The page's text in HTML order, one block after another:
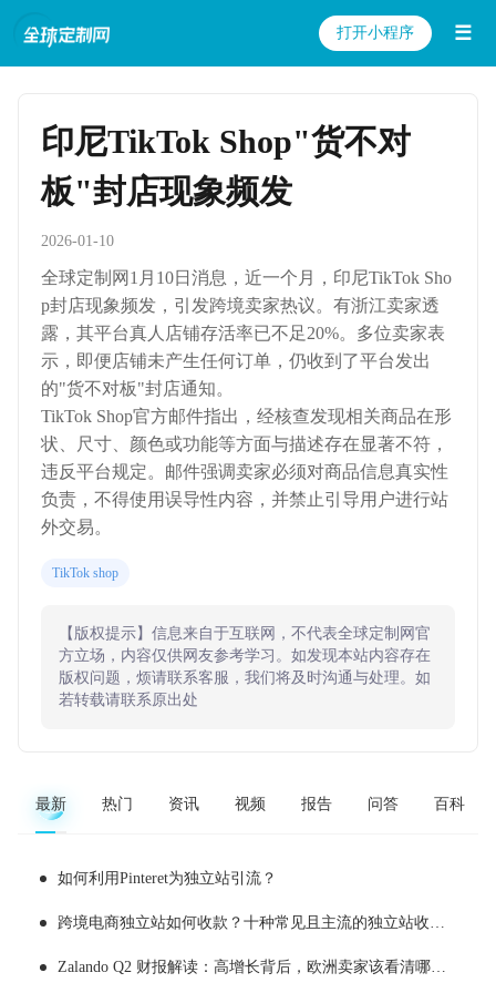
打开小程序 ☰
印尼TikTok Shop"货不对
板"封店现象频发
2026-01-10
全球定制网1月10日消息，近一个月，印尼TikTok Sho
p封店现象频发，引发跨境卖家热议。有浙江卖家透
露，其平台真人店铺存活率已不足20%。多位卖家表
示，即便店铺未产生任何订单，仍收到了平台发出
的"货不对板"封店通知。
TikTok Shop官方邮件指出，经核查发现相关商品在形
状、尺寸、颜色或功能等方面与描述存在显著不符，
违反平台规定。邮件强调卖家必须对商品信息真实性
负责，不得使用误导性内容，并禁止引导用户进行站
外交易。
TikTok shop
【版权提示】信息来自于互联网，不代表全球定制网官
方立场，内容仅供网友参考学习。如发现本站内容存在
版权问题，烦请联系客服，我们将及时沟通与处理。如
若转载请联系原出处
最新 热门 资讯 视频 报告 问答 百科
如何利用Pinteret为独立站引流？
跨境电商独立站如何收款？十种常见且主流的独立站收款工具推荐
Zalando Q2 财报解读：高增长背后，欧洲卖家该看清哪些现实